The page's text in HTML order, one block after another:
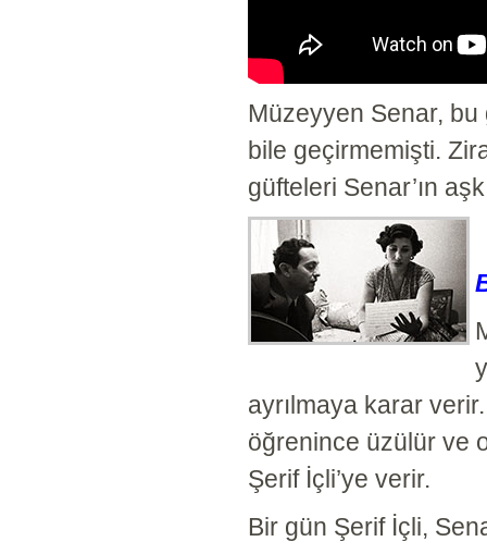
Müzeyyen Senar, bu
bile geçirmemişti.
güfteleri Senar’ın
ayrılmaya karar verir.
öğrenince üzülür ve
Şerif İçli’ye verir.
Bir gün Şerif İçli,